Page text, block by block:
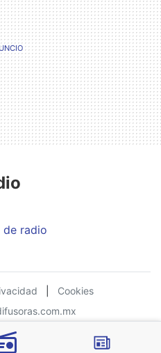
de radio
Cookies